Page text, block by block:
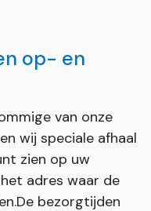
op- en
van onze
wij speciale afhaal
zien op uw
adres waar de
bezorgtijden